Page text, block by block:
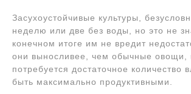
Засухоустойчивые культуры,
неделю или две без воды, но это не
конечном итоге им не вредит
они выносливее, чем обычные овощи,
потребуется достаточное количество
быть максимально продуктивными.